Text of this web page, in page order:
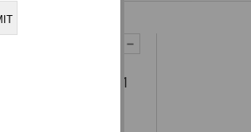
음세계선교회 제41